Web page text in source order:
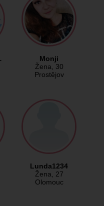
Monji
Žena, 30
Prostějov
Lunda1234
Žena, 27
Olomouc